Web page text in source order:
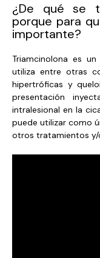
¿De qué se
porque para
importante?
Triamcinolona es
utiliza entre otras
hipertróficas y
presentación
intralesional en la
puede utilizar como
otros tratamientos